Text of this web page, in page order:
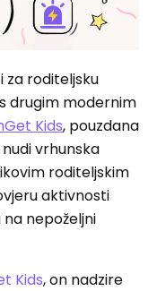
za roditeljsku
drugim modernim
Kids, pouzdana
vrhunska
roditeljskim
aktivnosti
nepoželjni
Kids, on nadzire